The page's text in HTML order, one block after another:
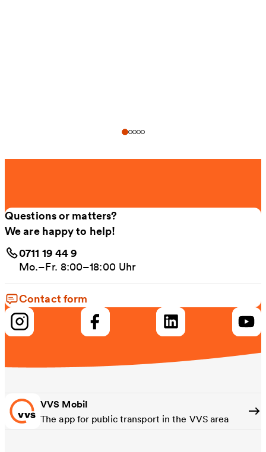
Questions or matters?
We are happy to help!
0711 19 44 9
Mo.–Fr. 8:00–18:00 Uhr
Contact form
VVS Mobil
The app for public transport in the VVS area